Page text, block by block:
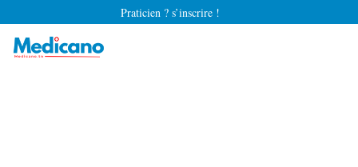
Praticien ? s’inscrire !